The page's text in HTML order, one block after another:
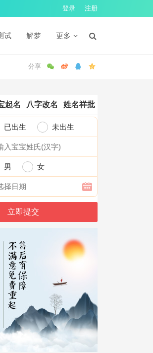
登录 注册
试 解梦 更多
起名 八字改名 姓名祥批
已出生 未出生
男 女